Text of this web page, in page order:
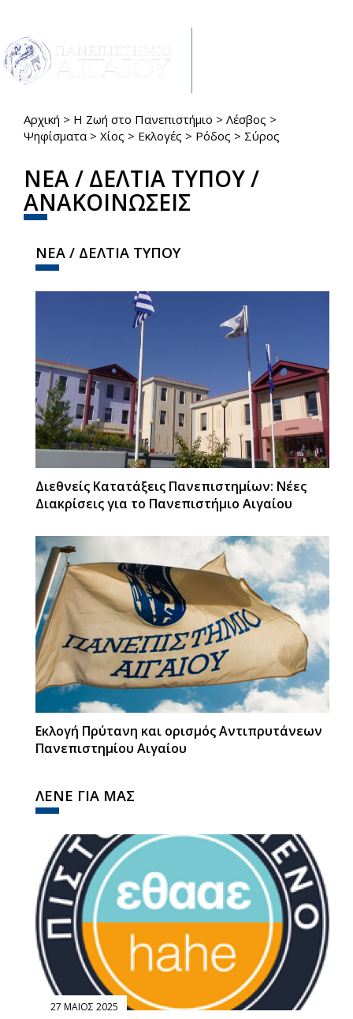
Παράκαμψη προς το κυρίως περιεχόμενο
Είστε εδώ
Αρχική > Η Ζωή στο Πανεπιστήμιο > Λέσβος >
Ψηφίσματα > Χίος > Εκλογές > Ρόδος > Σύρος
ΝΕΑ / ΔΕΛΤΙΑ ΤΥΠΟΥ /
ΑΝΑΚΟΙΝΩΣΕΙΣ
ΝΕΑ / ΔΕΛΤΙΑ ΤΥΠΟΥ
Διεθνείς Κατατάξεις Πανεπιστημίων: Νέες
Διακρίσεις για το Πανεπιστήμιο Αιγαίου
Εκλογή Πρύτανη και ορισμός Αντιπρυτάνεων
Πανεπιστημίου Αιγαίου
ΛΕΝΕ ΓΙΑ ΜΑΣ
27 ΜΑΙΟΣ 2025